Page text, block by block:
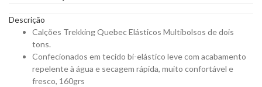
Descrição
Calções Trekking Quebec Elásticos Multibolsos de dois
tons.
Confecionados em tecido bi-elástico leve com acabamento
repelente à água e secagem rápida, muito confortável e
fresco, 160grs